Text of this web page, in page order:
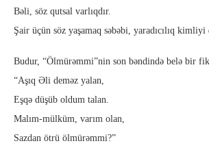
Bəli, söz qutsal varlıqdır.
Şair üçün söz yaşamaq səbəbi, yaradıcılıq
Budur, “Ölmürəmmi”nin son bəndində belə bir
“Aşıq Əli deməz yalan,
Eşqə düşüb oldum talan.
Malım-mülküm, varım olan,
Sazdan ötrü ölmürəmmi?”